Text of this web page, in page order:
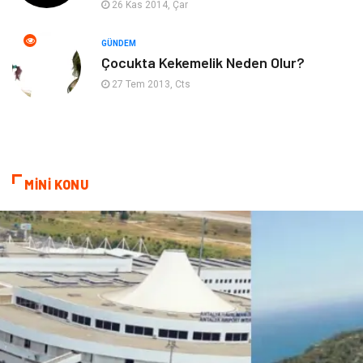
Kanser
Bakım Aksesuar
Sağlık Haberleri Blogroll
Spor Malzemeleri Hediyelik Eşya
26 Kas 2014, Çar
GÜNDEM
Çocukta Kekemelik Neden Olur?
27 Tem 2013, Cts
MİNİ KONU